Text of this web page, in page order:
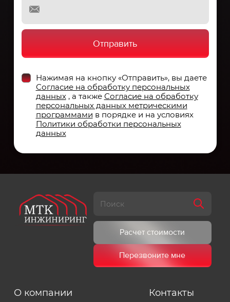
Нажимая на кнопку «Отправить», вы даете
Согласие на обработку персональных
данных, а также Согласие на обработку
персональных данных метрическими
программами в порядке и на условиях
Политики обработки персональных
данных
Расчет стоимости
Перезвоните мне
Контакты
О компании